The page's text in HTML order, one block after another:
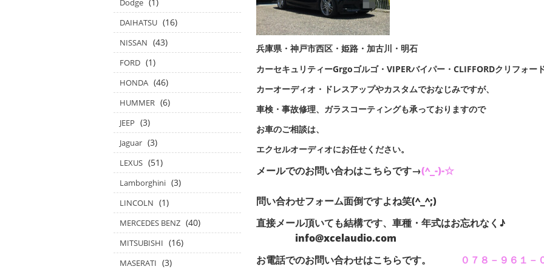
兵庫県・神戸市西区・姫路・加古川・明石
カーセキュリティーGrgoゴルゴ・VIPERバイパー・CLIFFORDクリフォー
カーオーディオ・ドレスアップやカスタムでおなじみですが、
車検・事故修理、ガラスコーティングも承っておりますので
お車のご相談は、
エクセルオーディオにお任せください。
メールでのお問い合わはこちらです→(^_-)-☆
問い合わせフォーム面倒ですよね笑(^_^;)
直接メール頂いても結構です、車種
info@xcelaudio.com
お電話でのお問い合わせはこちらです。
０７８－９６１－
Dodge
DAIHATSU (16)
NISSAN (43)
FORD (1)
HONDA (46)
HUMMER (6)
JEEP (3)
Jaguar (3)
LEXUS (51)
Lamborghini (3)
LINCOLN (1)
MERCEDES BENZ (40)
MITSUBISHI (16)
MASERATI (3)